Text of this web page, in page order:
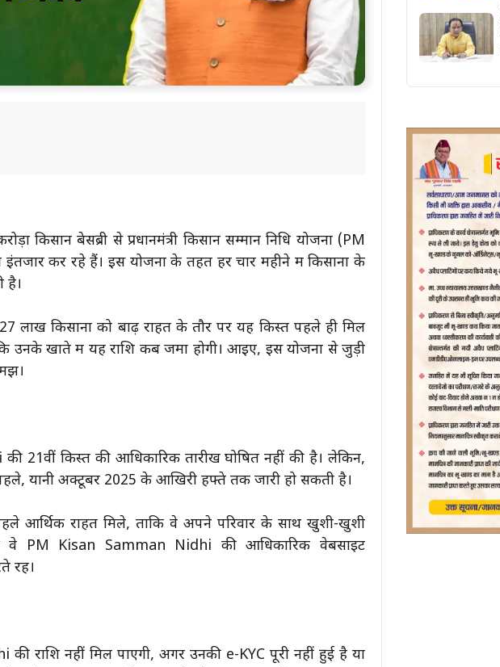
किसान बेसब्री से प्रधानमंत्री किसान सम्मान निधि योजना (PM
कर रहे हैं। इस योजना के तहत हर चार महीने में किसानों के
है।
लाख किसानों को बाढ़ राहत के तौर पर यह किस्त पहले ही मिल
उनके खाते में यह राशि कब जमा होगी। आइए, इस योजना से जुड़ी
21वीं किस्त की आधिकारिक तारीख घोषित नहीं की है। लेकिन,
यानी अक्टूबर 2025 के आखिरी हफ्ते तक जारी हो सकती है।
आर्थिक राहत मिले, ताकि वे अपने परिवार के साथ खुशी-खुशी
PM Kisan Samman Nidhi की आधिकारिक वेबसाइट
रहें।
राशि नहीं मिल पाएगी, अगर उनकी e-KYC पूरी नहीं हुई है या